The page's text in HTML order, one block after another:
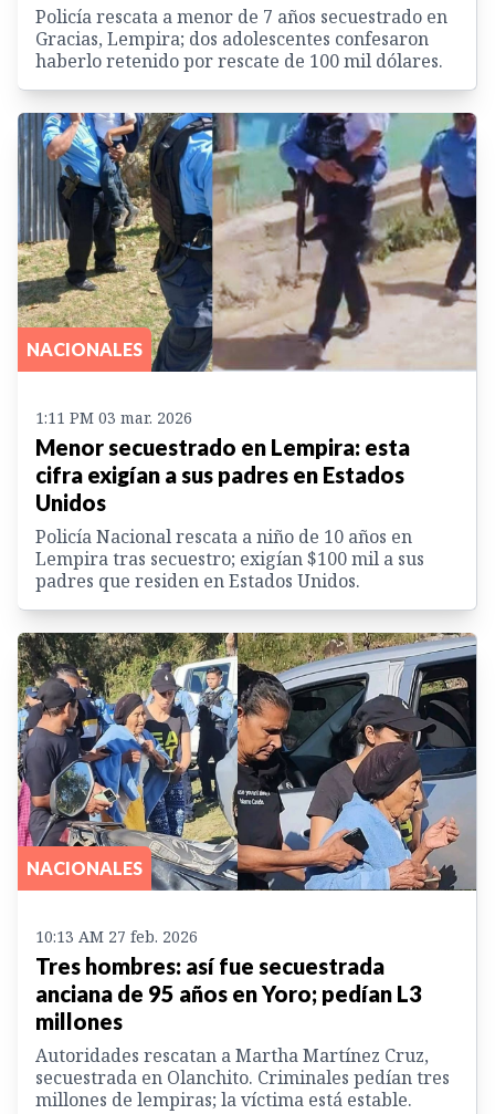
Policía rescata a menor de 7 años secuestrado en
Gracias, Lempira; dos adolescentes confesaron
haberlo retenido por rescate de 100 mil dólares.
NACIONALES
1:11 PM 03 mar. 2026
Menor secuestrado en Lempira: esta
cifra exigían a sus padres en Estados
Unidos
Policía Nacional rescata a niño de 10 años en
Lempira tras secuestro; exigían $100 mil a sus
padres que residen en Estados Unidos.
NACIONALES
10:13 AM 27 feb. 2026
Tres hombres: así fue secuestrada
anciana de 95 años en Yoro; pedían L3
millones
Autoridades rescatan a Martha Martínez Cruz,
secuestrada en Olanchito. Criminales pedían tres
millones de lempiras; la víctima está estable.